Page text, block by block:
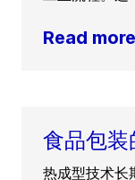
Read more
食品包装
热成型技术长